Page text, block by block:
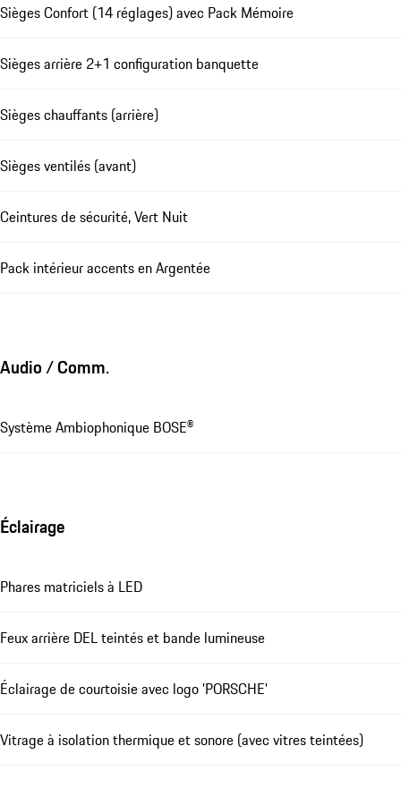
Sièges Confort (14 réglages) avec Pack Mémoire
Sièges arrière 2+1 configuration banquette
Sièges chauffants (arrière)
Sièges ventilés (avant)
Ceintures de sécurité, Vert Nuit
Pack intérieur accents en Argentée
Audio / Comm.
Système Ambiophonique BOSE®
Éclairage
Phares matriciels à LED
Feux arrière DEL teintés et bande lumineuse
Éclairage de courtoisie avec logo 'PORSCHE'
Vitrage à isolation thermique et sonore (avec vitres teintées)